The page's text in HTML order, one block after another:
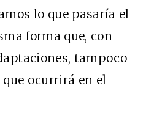
lo que pasaría el
forma que, con
tampoco
que ocurrirá en el